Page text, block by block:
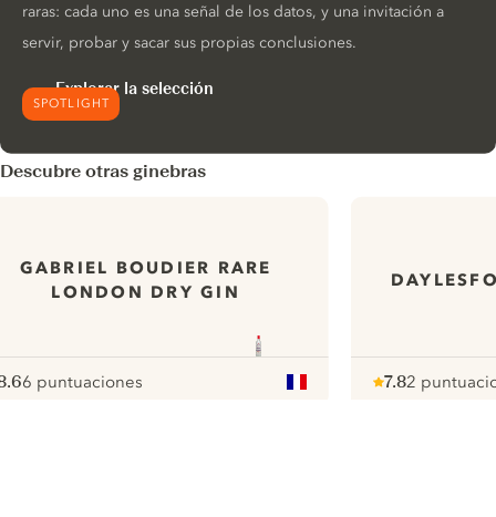
SPOTLIGHT
raras: cada uno es una señal de los datos, y una invitación a
servir, probar y sacar sus propias conclusiones.
Explorar la selección
Descubre otras ginebras
GABRIEL BOUDIER RARE
LONDON DRY GIN
pour
6 puntuaciones
7.8
pour
2